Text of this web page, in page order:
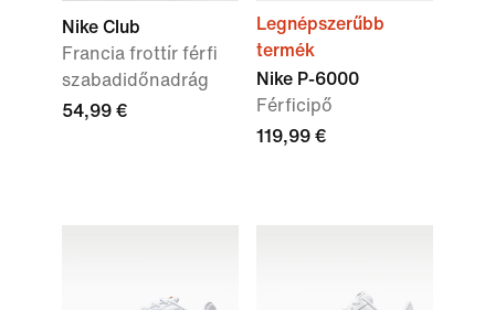
Nike Club
Francia frottír férfi
szabadidőnadrág
54,99 €
Legnépszerűbb
termék
Nike P-6000
Férficipő
119,99 €